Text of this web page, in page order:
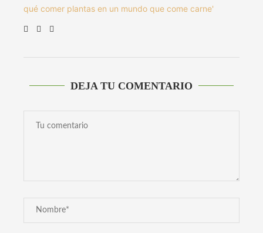
qué comer plantas en un mundo que come carne'
DEJA TU COMENTARIO